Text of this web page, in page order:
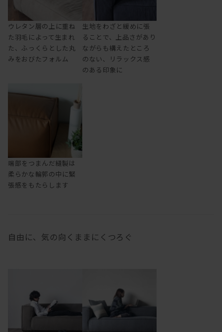
ウレタン層の上に重ね
た羽毛によって生まれ
た、ふっくらとした丸
みをおびたフォルム
生地をわざと緩めに張
ることで、上品さがあり
ながらも構えたところ
のない、リラックス感
のある印象に
端部をつまんだ縫製は
柔らかな輪郭の中に緊
張感をもたらします
自由に、気の向くままにくつろぐ